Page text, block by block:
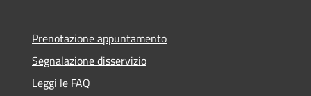
Prenotazione appuntamento
Segnalazione disservizio
Leggi le FAQ